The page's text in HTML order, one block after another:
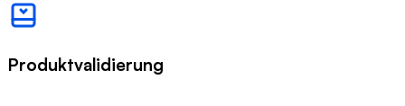
Produktvalidierung